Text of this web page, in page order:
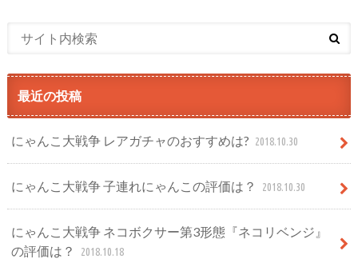
最近の投稿
にゃんこ大戦争 レアガチャのおすすめは? 2018.10.30
にゃんこ大戦争 子連れにゃんこの評価は？ 2018.10.30
にゃんこ大戦争 ネコボクサー第3形態『ネコリベンジ』
の評価は？
2018.10.18